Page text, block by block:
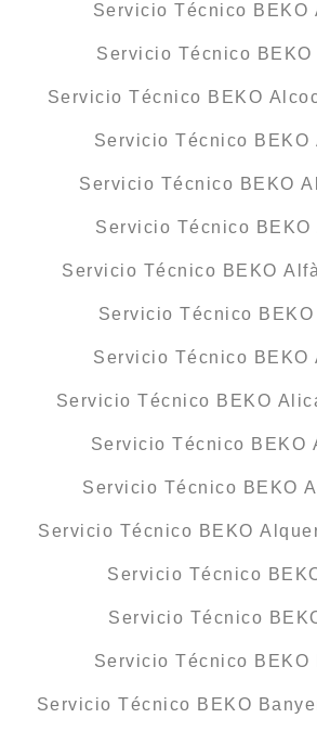
Servicio Técnico BEKO
Servicio Técnico
Servicio Técnico BEKO
Servicio Técnico BEKO
Servicio Técnico BEKO
Servicio Técnico BEKO
Servicio Técnico BEKO
Servicio Técnico
Servicio Técnico BEKO
Servicio Técnico BEKO
Servicio Técnico BEKO
Servicio Técnico BEKO
Servicio Técnico BEKO
Servicio Técnico
Servicio Técnico
Servicio Técnico BEKO
Servicio Técnico BEKO